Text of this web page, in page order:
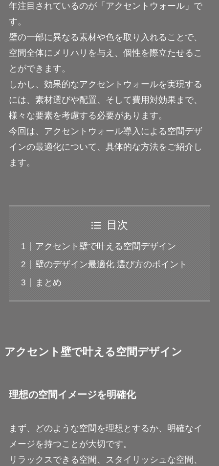
年注目されているのが「アクセントウォール」で
す。
壁の一部に異なる素材や色を取り入れることで、
空間全体にメリハリを与え、個性を際立たせるこ
とができます。
しかし、効果的なアクセントウォールを実現する
には、素材選びや配置、そして費用対効果まで、
様々な要素を考慮する必要があります。
今回は、アクセントウォール導入による空間デザ
インの最適化について、具体的な方法をご紹介し
ます。
目次
アクセント壁で叶える空間デザイン
壁のデザイン最適化 選び方のポイント
まとめ
アクセント壁で叶える空間デザイン
理想の空間イメージを明確化
まず、どのような空間を理想とするか、明確なイ
メージを持つことが大切です。
リラックスできる空間、スタイリッシュな空間、